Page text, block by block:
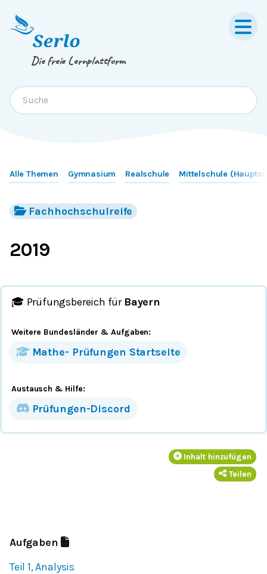
Springe zum
Die freie Lernplattform
Alle Themen Gymnasium Realschule Mittelschule
Fachhochschulreife
2019
🎓 Prüfungsbereich für Bayern
Weitere Bundesländer & Aufgaben:
Mathe- Prüfungen Startseite
Austausch & Hilfe:
Prüfungen-Discord
Inhalt hinzufügen
Teilen
Aufgaben
Teil 1, Analysis